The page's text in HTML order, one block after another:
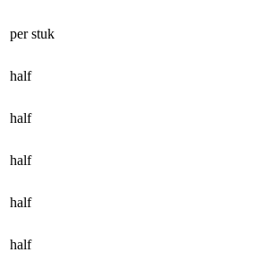
per stuk
half
half
half
half
half